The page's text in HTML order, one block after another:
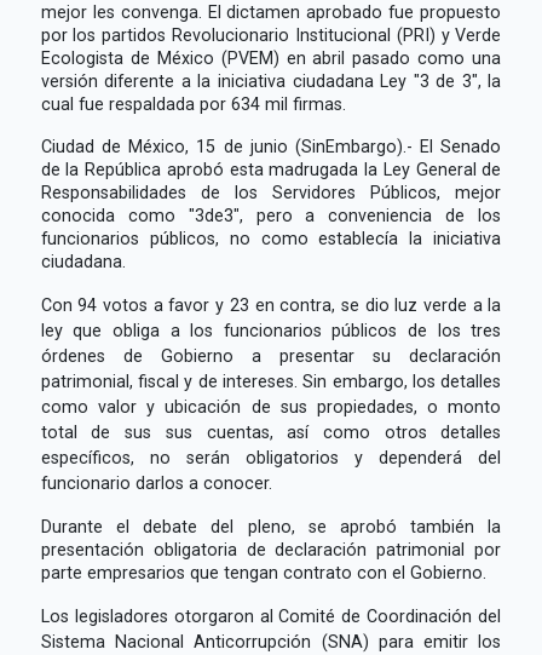
mejor les convenga. El dictamen aprobado fue propuesto
por los partidos Revolucionario Institucional (PRI) y Verde
Ecologista de México (PVEM) en abril pasado como una
versión diferente a la iniciativa ciudadana Ley "3 de 3", la
cual fue respaldada por 634 mil firmas.
Ciudad de México, 15 de junio (SinEmbargo).- El Senado
de la República aprobó esta madrugada la Ley General de
Responsabilidades de los Servidores Públicos, mejor
conocida como "3de3", pero a conveniencia de los
funcionarios públicos, no como establecía la iniciativa
ciudadana.
Con 94 votos a favor y 23 en contra, se dio luz verde a la
ley que obliga a los funcionarios públicos de los tres
órdenes de Gobierno a presentar su declaración
patrimonial, fiscal y de intereses. Sin embargo, los detalles
como valor y ubicación de sus propiedades, o monto
total de sus sus cuentas, así como otros detalles
específicos, no serán obligatorios y dependerá del
funcionario darlos a conocer.
Durante el debate del pleno, se aprobó también la
presentación obligatoria de declaración patrimonial por
parte empresarios que tengan contrato con el Gobierno.
Los legisladores otorgaron al Comité de Coordinación del
Sistema Nacional Anticorrupción (SNA) para emitir los